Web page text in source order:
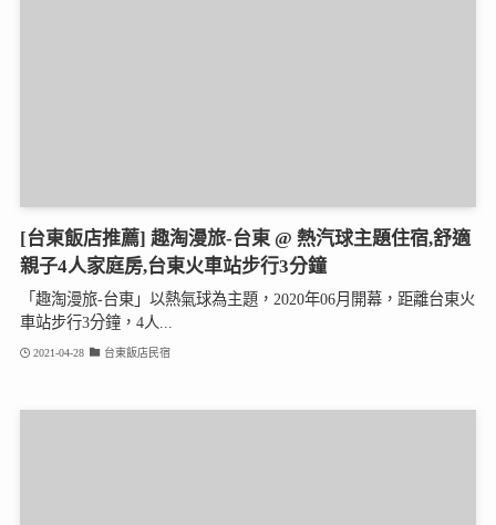
[台東飯店推薦] 趣淘漫旅-台東 @ 熱汽球主題住宿,舒適
親子4人家庭房,台東火車站步行3分鐘
「趣淘漫旅-台東」以熱氣球為主題，2020年06月開幕，距離台東火
車站步行3分鐘，4人...
2021-04-28 台東飯店民宿